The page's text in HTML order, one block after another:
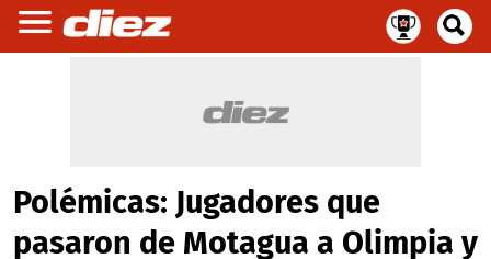
Polémicas: Jugadores que
pasaron de Motagua a Olimpia y